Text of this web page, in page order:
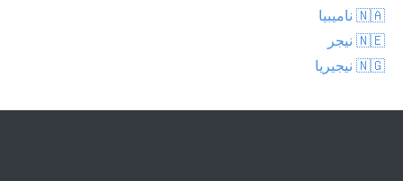
🇳🇦 ناميبيا
🇳🇪 نيجر
🇳🇬 نيجيريا